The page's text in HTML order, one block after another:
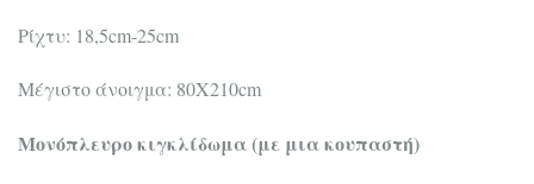
Ρίχτυ: 18,5cm-25cm
Μέγιστο άνοιγμα: 80X210cm
Μονόπλευρο κιγκλίδωμα (με μια κουπαστή)